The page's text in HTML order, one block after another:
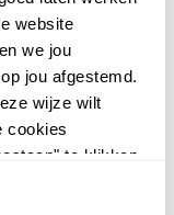
website
we jou
jou afgestemd.
wijze wilt
cookies
te klikken.